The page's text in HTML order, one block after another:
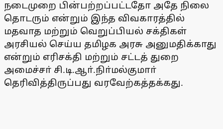
நடைமுறை பின்பற்றப்பட்டதோ அதே நிலை
தொடரும் என்றும் இந்த விவகாரத்தில்
மதவாத மற்றும் வெறுப்பியல் சக்திகள்
அரசியல் செய்ய தமிழக அரசு அனுமதிக்காது
என்றும் எரிசக்தி மற்றும் சட்டத் துறை
அமைச்சா் சி.டி.ஆா்.நிா்மல்குமாா்
தெரிவித்திருப்பது வரவேற்கத்தக்கது.